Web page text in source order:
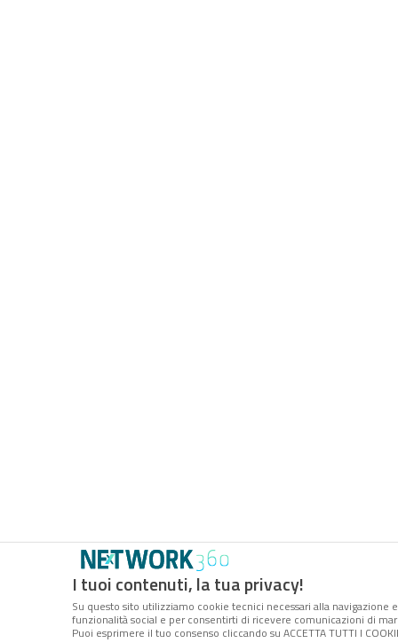
I tuoi contenuti, la tua privacy!
Su questo sito utilizziamo cookie tecnici necessari alla
funzionalità social e per consentirti di ricevere comunicazioni di
Puoi esprimere il tuo consenso cliccando su ACCETTA TUTTI I